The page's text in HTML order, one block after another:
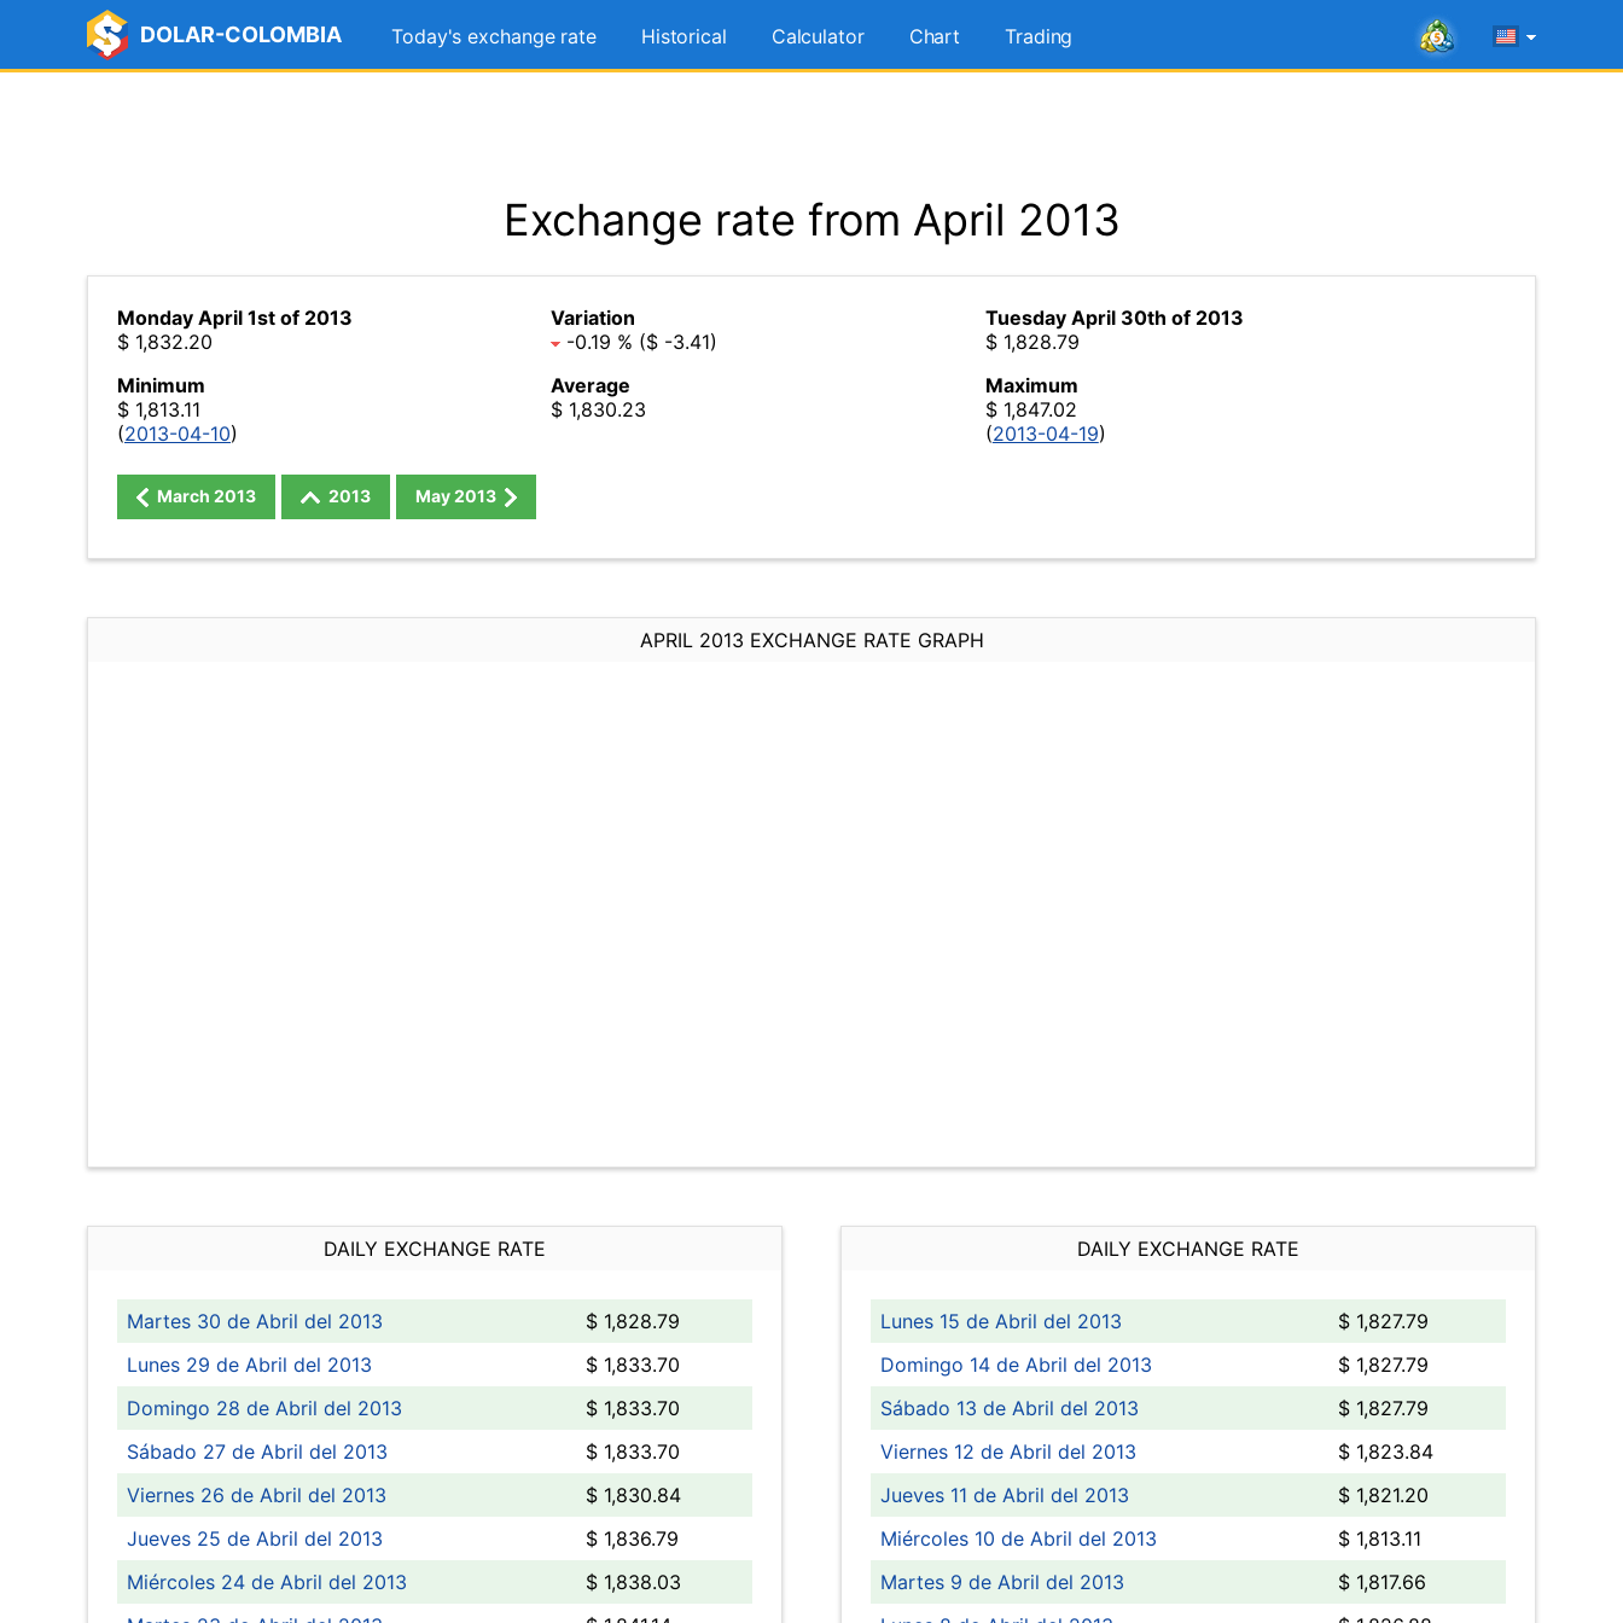
DOLAR-COLOMBIA Today's exchange rate Historical Calculator Chart Trading
Exchange rate from April 2013
Monday April 1st of 2013
$ 1,832.20
Variation
-0.19 % ($ -3.41)
Tuesday April 30th of 2013
$ 1,828.79
Minimum
$ 1,813.11
(2013-04-10)
Average
$ 1,830.23
Maximum
$ 1,847.02
(2013-04-19)
March 2013 2013 May2013
APRIL 2013 EXCHANGE RATE GRAPH
DAILY EXCHANGE RATE
Martes 30 de Abril del 2013
$ 1,828.79
Lunes 29 de Abril del 2013
$ 1,833.70
Domingo 28 de Abril del 2013
$ 1,833.70
Sábado 27 de Abril del 2013
$ 1,833.70
Viernes 26 de Abril del 2013
$ 1,830.84
Jueves 25 de Abril del 2013
$ 1,836.79
Miércoles 24 de Abril del 2013
$ 1,838.03
DAILY EXCHANGE RATE
Lunes 15 de Abril del 2013
$ 1,827.79
Domingo 14 de Abril del 2013
$ 1,827.79
Sábado 13 de Abril del 2013
$ 1,827.79
Viernes 12 de Abril del 2013
$ 1,823.84
Jueves 11 de Abril del 2013
$ 1,821.20
Miércoles 10 de Abril del 2013
$ 1,813.11
Martes 9 de Abril del 2013
$ 1,817.66